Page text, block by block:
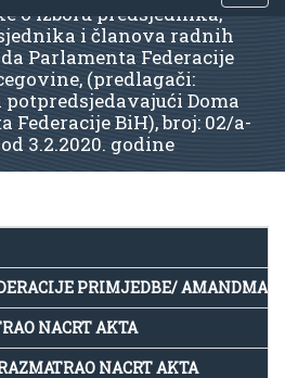
o izboru predsjednika,
i članova radnih
Parlamenta Federacije
(predlagači:
Doma
Federacije BiH), broj: 02/a-
3.2.2020. godine
PRIMJEDBE/
NACRT AKTA
NACRT AKTA